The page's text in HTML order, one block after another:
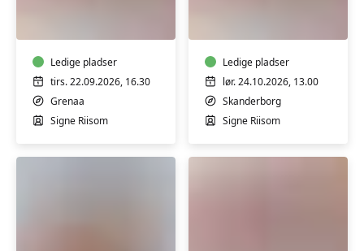
(SOLA)
-
Grenå
Ledige pladser
tirs. 22.09.2026, 16.30
Grenaa
Signe Riisom
(SOLA)
-
Skanderborg
Ledige pladser
lør. 24.10.2026, 13.00
Skanderborg
Signe Riisom